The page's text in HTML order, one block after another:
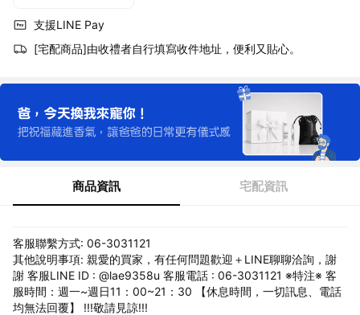
支援LINE Pay
[宅配商品]由收禮者自行填寫收件地址，便利又貼心。
商品資訊 宅配資訊
客服聯繫方式: 06-3031121
其他說明事項: 親愛的買家，有任何問題歡迎＋LINE聊聊洽詢，謝
謝 客服LINE ID : @lae9358u 客服電話 : 06-3031121 ※特注※ 客
服時間：週一~週日11：00~21：30 【休息時間，一切訊息、電話
均無法回覆】 !!!敬請見諒!!!